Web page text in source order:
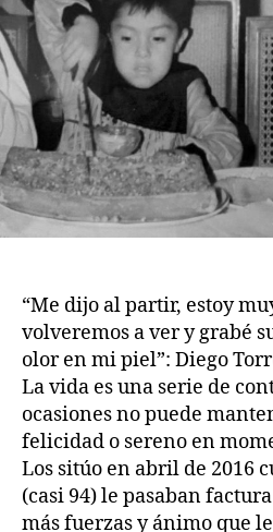
“Me dijo al partir, estoy
volveremos a ver y grabé
olor en mi piel”: Diego
La vida es una serie de
ocasiones no puede
felicidad o sereno en
Los sitúo en abril de 2016
(casi 94) le pasaban
más fuerzas y ánimo que